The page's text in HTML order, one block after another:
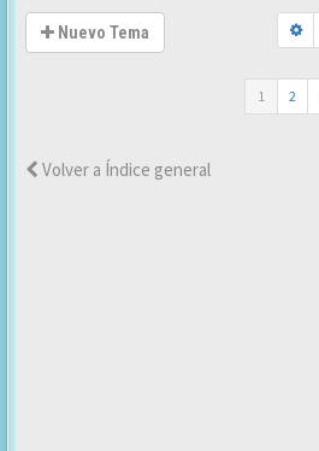
Nuevo Tema
1 2
Volver a Índice general